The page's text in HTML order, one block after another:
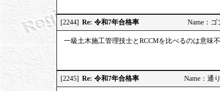
[2244] Re: 令和7年合格率 Name：
一級土木施工管理技士とRCCMを比べるのは意味
[2245] Re: 令和7年合格率 Name：通